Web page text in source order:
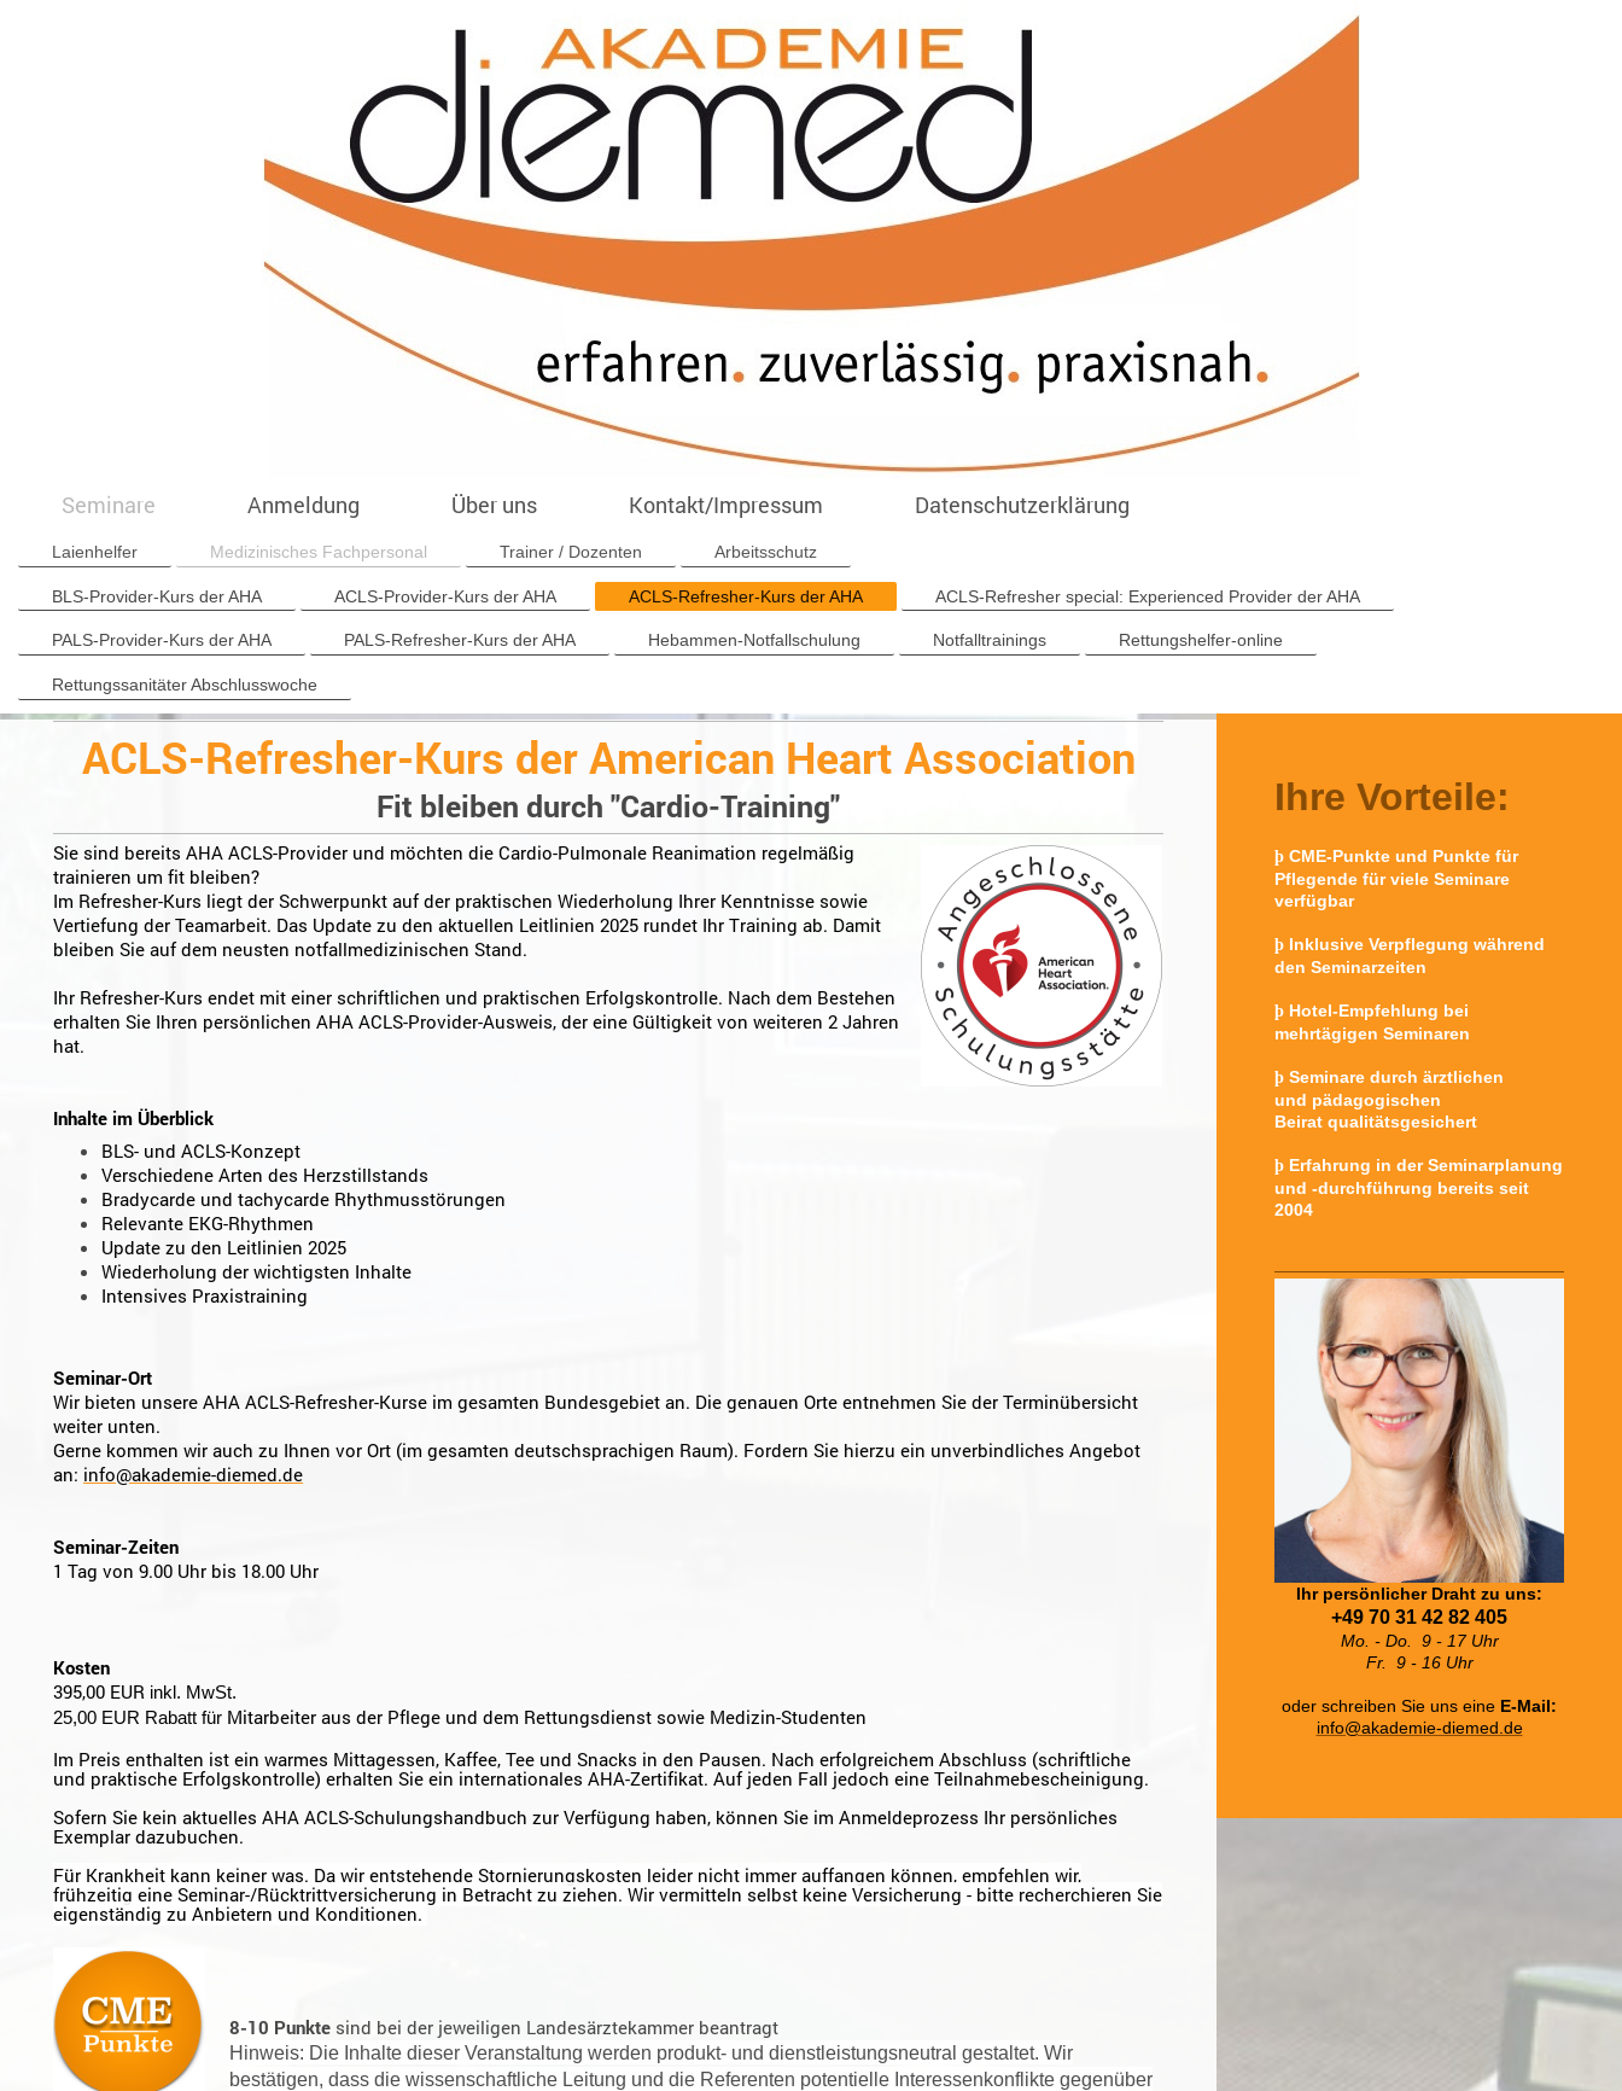
Seminare Anmeldung Über uns Kontakt/Impressum Datenschutzerklärung
Laienhelfer Medizinisches Fachpersonal Trainer / Dozenten Arbeitsschutz
BLS-Provider-Kurs der AHA ACLS-Provider-Kurs der AHA ACLS-Refresher-Kurs der AHA ACLS-Refresher special: Experienced Provider der AHA
PALS-Provider-Kurs der AHA PALS-Refresher-Kurs der AHA Hebammen-Notfallschulung Notfalltrainings Rettungshelfer-online
Rettungssanitäter Abschlusswoche
ACLS-Refresher-Kurs der American Heart Association
Fit bleiben durch "Cardio-Training"
Sie sind bereits AHA ACLS-Provider und möchten die Cardio-Pulmonale Reanimation regelmäßig
trainieren um fit bleiben?
Im Refresher-Kurs liegt der Schwerpunkt auf der praktischen Wiederholung Ihrer Kenntnisse sowie
Vertiefung der Teamarbeit. Das Update zu den aktuellen Leitlinien 2025 rundet Ihr Training ab. Damit
bleiben Sie auf dem neusten notfallmedizinischen Stand.
Ihr Refresher-Kurs endet mit einer schriftlichen und praktischen Erfolgskontrolle. Nach dem Bestehen
erhalten Sie Ihren persönlichen AHA ACLS-Provider-Ausweis, der eine Gültigkeit von weiteren 2 Jahren
hat.
Inhalte im Überblick
BLS- und ACLS-Konzept
Verschiedene Arten des Herzstillstands
Bradycarde und tachycarde Rhythmusstörungen
Relevante EKG-Rhythmen
Update zu den Leitlinien 2025
Wiederholung der wichtigsten Inhalte
Intensives Praxistraining
Seminar-Ort
Wir bieten unsere AHA ACLS-Refresher-Kurse im gesamten Bundesgebiet an. Die genauen Orte entnehmen Sie der Terminübersicht
weiter unten.
Gerne kommen wir auch zu Ihnen vor Ort (im gesamten deutschsprachigen Raum). Fordern Sie hierzu ein unverbindliches Angebot
an: info@akademie-diemed.de
Seminar-Zeiten
1 Tag von 9.00 Uhr bis 18.00 Uhr
Kosten
395,00 EUR inkl. MwSt.
25,00 EUR Rabatt für Mitarbeiter aus der Pflege und dem Rettungsdienst sowie Medizin-Studenten
Im Preis enthalten ist ein warmes Mittagessen, Kaffee, Tee und Snacks in den Pausen. Nach erfolgreichem Abschluss (schriftliche
und praktische Erfolgskontrolle) erhalten Sie ein internationales AHA-Zertifikat. Auf jeden Fall jedoch eine Teilnahmebescheinigung.
Sofern Sie kein aktuelles AHA ACLS-Schulungshandbuch zur Verfügung haben, können Sie im Anmeldeprozess Ihr persönliches
Exemplar dazubuchen.
Für Krankheit kann keiner was. Da wir entstehende Stornierungskosten leider nicht immer auffangen können, empfehlen wir,
frühzeitig eine Seminar-/Rücktrittversicherung in Betracht zu ziehen. Wir vermitteln selbst keine Versicherung - bitte recherchieren Sie
eigenständig zu Anbietern und Konditionen.
8-10 Punkte sind bei der jeweiligen Landesärztekammer beantragt
Hinweis: Die Inhalte dieser Veranstaltung werden produkt- und dienstleistungsneutral gestaltet. Wir
bestätigen, dass die wissenschaftliche Leitung und die Referenten potentielle Interessenkonflikte gegenüber
Ihre Vorteile:
þ CME-Punkte und Punkte für
Pflegende für viele Seminare
verfügbar
þ Inklusive Verpflegung während
den Seminarzeiten
þ Hotel-Empfehlung bei
mehrtägigen Seminaren
þ Seminare durch ärztlichen
und pädagogischen
Beirat qualitätsgesichert
þ Erfahrung in der Seminarplanung
und -durchführung bereits seit
2004
Ihr persönlicher Draht zu uns:
+49 70 31 42 82 405
Mo. - Do. 9 - 17 Uhr
Fr. 9 - 16 Uhr
oder schreiben Sie uns eine E-Mail:
info@akademie-diemed.de